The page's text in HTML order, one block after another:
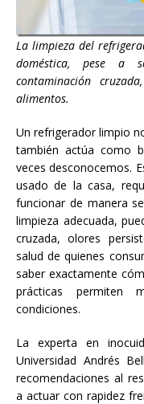
La limpieza del
doméstica, pese a
contaminación
alimentos.
Un refrigerador limpio
también actúa como
veces desconocemos.
usado de la casa,
funcionar de manera
limpieza adecuada,
cruzada, olores
salud de quienes
saber exactamente
prácticas permiten
condiciones.
La experta en
Universidad Andrés
recomendaciones al
a actuar con rapidez